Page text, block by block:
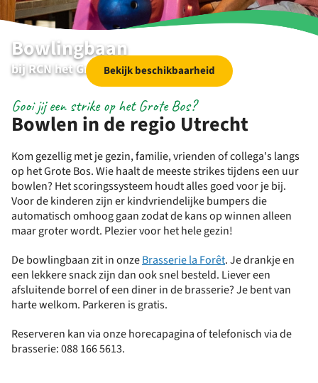
Bowlingbaan
bij RCN het Grote BosBekijk beschikbaarheid
Bowlen in de regio Utrecht
Gooi jij een strike op het Grote Bos?
Kom gezellig met je gezin, familie, vrienden of collega's langs
op het Grote Bos. Wie haalt de meeste strikes tijdens een uur
bowlen? Het scoringssysteem houdt alles goed voor je bij.
Voor de kinderen zijn er kindvriendelijke bumpers die
automatisch omhoog gaan zodat de kans op winnen alleen
maar groter wordt. Plezier voor het hele gezin!
De bowlingbaan zit in onzeBrasserie la Forêt. Je drankje en
een lekkere snack zijn dan ook snel besteld. Liever een
afsluitende borrel of een diner in de brasserie? Je bent van
harte welkom. Parkeren is gratis.
Reserveren kan via onze horecapagina of telefonisch via de
brasserie: 088 166 5613.